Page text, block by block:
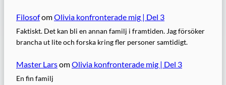
FilosofomOlivia konfronterade mig | Del 3
Faktiskt. Det kan bli en annan familj i framtiden. Jag försöker
brancha ut lite och forska kring fler personer samtidigt.
Master LarsomOlivia konfronterade mig | Del 3
En fin familj